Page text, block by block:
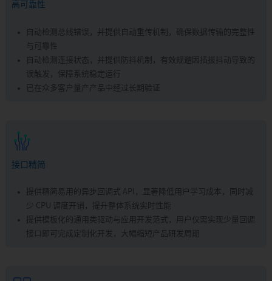
高可靠性
自动检测总线错误，并提供自动重传机制，确保数据传输的完整性
与可靠性
自动检测连接状态，并提供防抖机制，有效规避因插拔抖动导致的
误触发，保障系统稳定运行
已在众多客户量产产品中经过长期验证
接口精简
提供精简易用的异步回调式 API，显著降低用户学习成本，同时减
少 CPU 调度开销，提升整体系统实时性能
提供模板化的通用类驱动与应用开发范式，用户仅需实现少量回调
接口即可完成定制化开发，大幅缩短产品研发周期